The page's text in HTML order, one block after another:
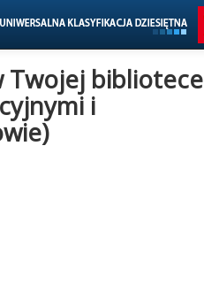
Twojej bibliotece
i